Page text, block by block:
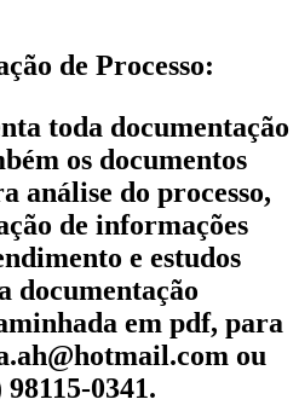
de Processo:
toda documentação
os documentos
análise do processo,
de informações
e estudos
documentação
em pdf, para
ou
0341.